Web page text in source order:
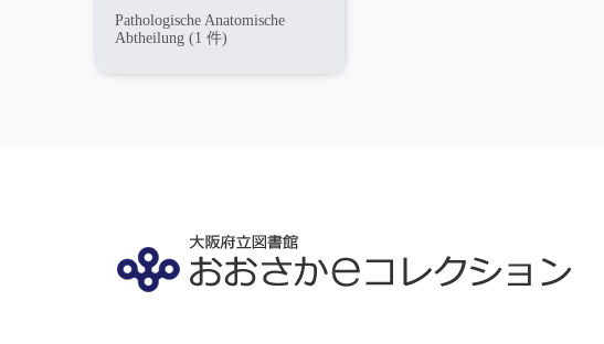
Pathologische Anatomische
Abtheilung(1 件)